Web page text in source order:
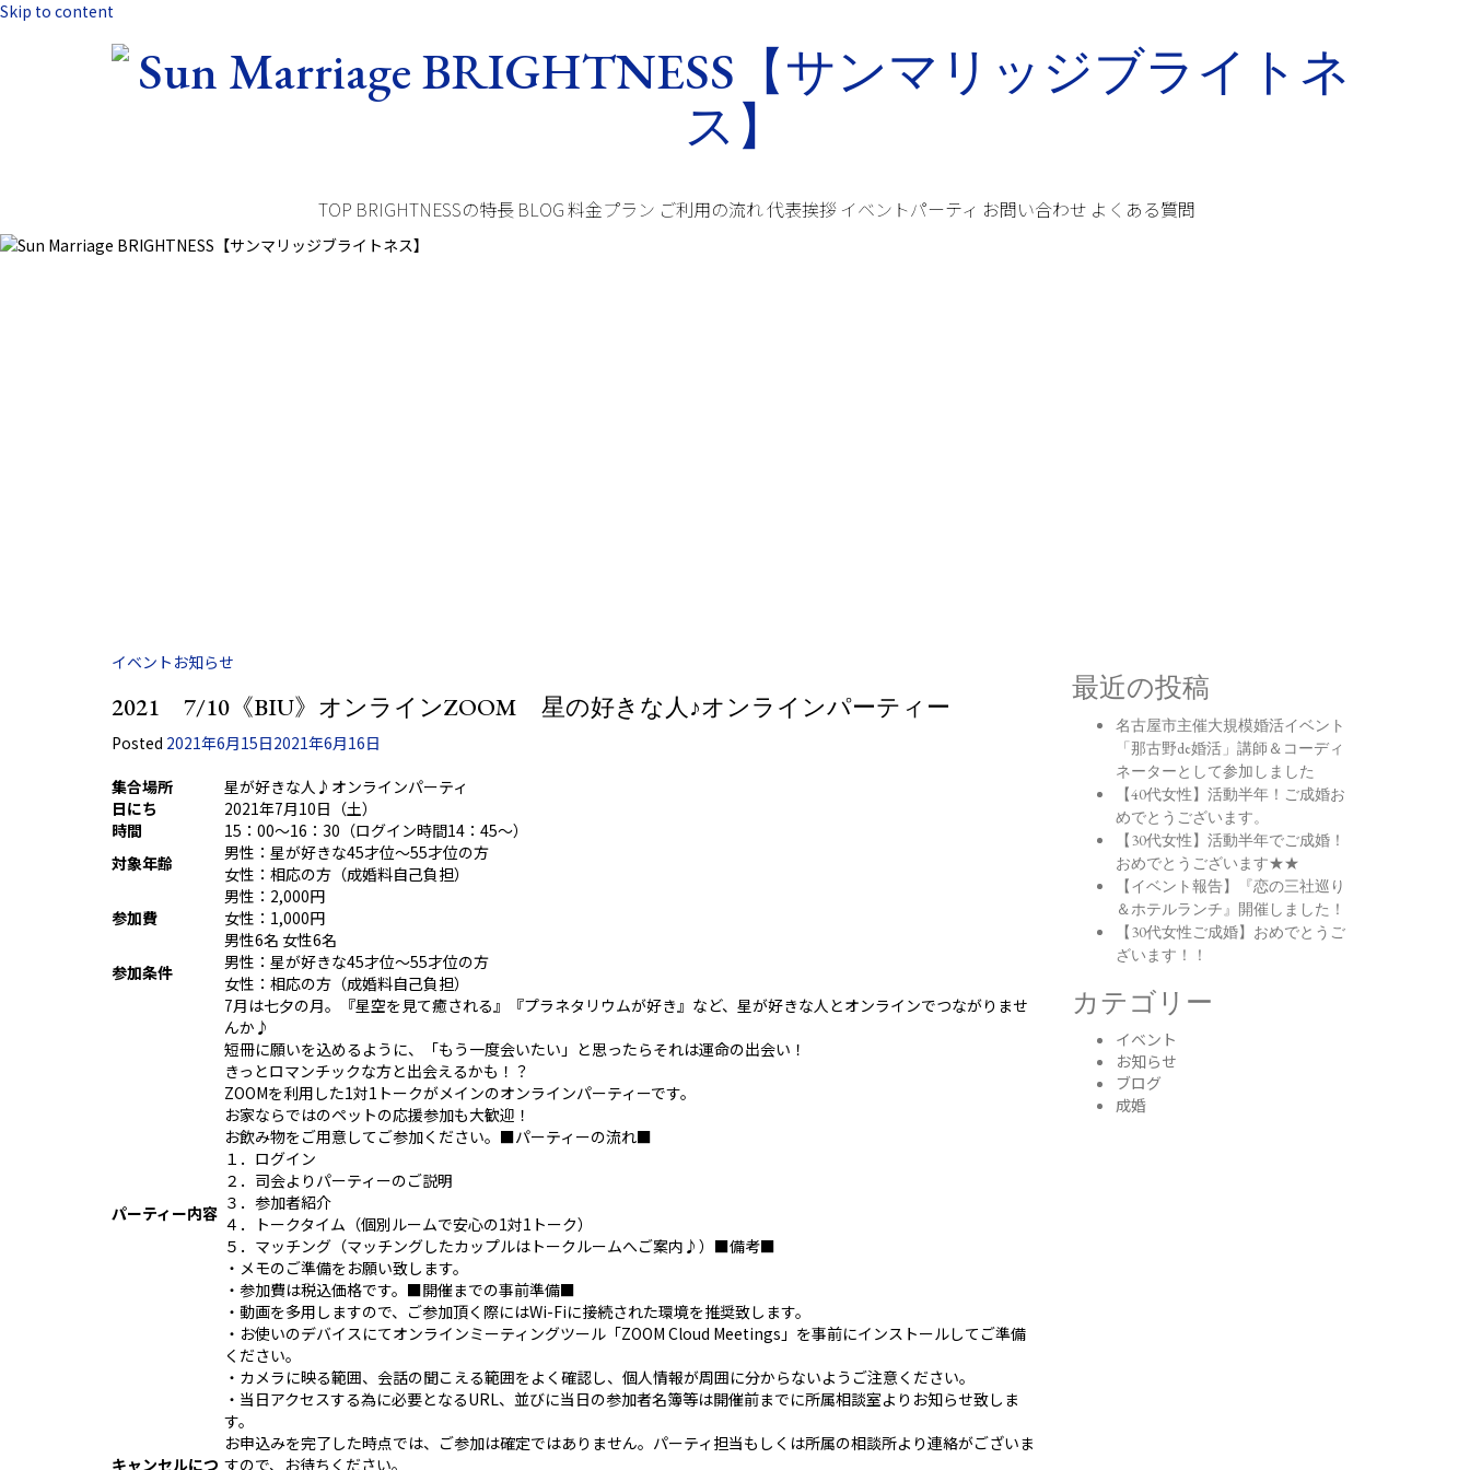
Skip to content
TOP BRIGHTNESSの特長 BLOG料金プラン ご利用の流れ代表挨拶 イベントパーティ お問い合わせ よくある質問
イベント お知らせ
2021 7/10《BIU》オンラインZOOM 星の好きな人♪オンラインパーティー
Posted 2021年6月15日2021年6月16日
集合場所
星が好きな人♪オンラインパーティ
日にち
2021年7月10日（土）
時間
15：00～16：30（ログイン時間14：45～）
対象年齢
男性：星が好きな45才位～55才位の方
女性：相応の方（成婚料自己負担）
参加費
男性：2,000円
女性：1,000円
男性6名 女性6名
参加条件
男性：星が好きな45才位～55才位の方
女性：相応の方（成婚料自己負担）
パーティー内容
7月は七夕の月。『星空を見て癒される』『プラネタリウムが好き』など、星が好きな人とオンラインでつながりませ
んか♪
短冊に願いを込めるように、「もう一度会いたい」と思ったらそれは運命の出会い！
きっとロマンチックな方と出会えるかも！？
ZOOMを利用した1対1トークがメインのオンラインパーティーです。
お家ならではのペットの応援参加も大歓迎！
お飲み物をご用意してご参加ください。■パーティーの流れ■
１．ログイン
２．司会よりパーティーのご説明
３．参加者紹介
４．トークタイム（個別ルームで安心の1対1トーク）
５．マッチング（マッチングしたカップルはトークルームへご案内♪）■備考■
・メモのご準備をお願い致します。
・参加費は税込価格です。■開催までの事前準備■
・動画を多用しますので、ご参加頂く際にはWi-Fiに接続された環境を推奨致します。
・お使いのデバイスにてオンラインミーティングツール「ZOOM Cloud Meetings」を事前にインストールしてご準備
ください。
・カメラに映る範囲、会話の聞こえる範囲をよく確認し、個人情報が周囲に分からないようご注意ください。
・当日アクセスする為に必要となるURL、並びに当日の参加者名簿等は開催前までに所属相談室よりお知らせ致しま
す。
キャンセルにつ
お申込みを完了した時点では、ご参加は確定ではありません。パーティ担当もしくは所属の相談所より連絡がございま
すので、お待ちください。
最近の投稿
名古屋市主催大規模婚活イベント
「那古野de婚活」講師＆コーディ
ネーターとして参加しました
【40代女性】活動半年！ご成婚お
めでとうございます。
【30代女性】活動半年でご成婚！
おめでとうございます★★
【イベント報告】『恋の三社巡り
＆ホテルランチ』開催しました！
【30代女性ご成婚】おめでとうご
ざいます！！
カテゴリー
イベント
お知らせ
ブログ
成婚